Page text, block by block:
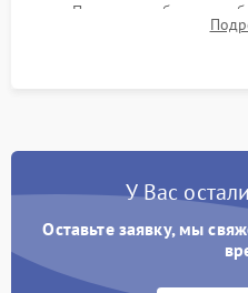
Проверка
DisplayPort, VGA) и кнопок
У Вас
Оставьте заявку, мы